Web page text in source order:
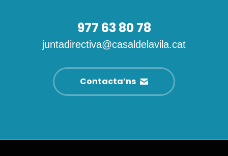
977 63 80 78
juntadirectiva@casaldelavila.cat
Contacta’ns